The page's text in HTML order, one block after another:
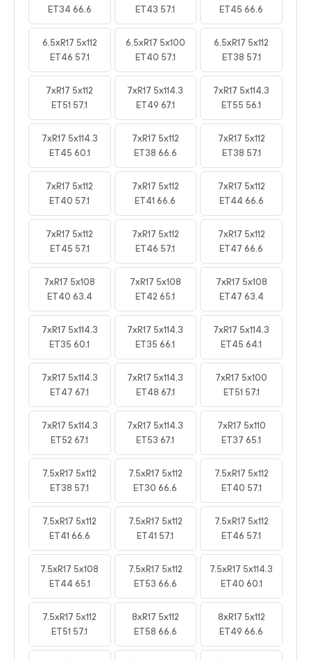
ET34 66.6 ET43 57.1 ET45 66.6
6.5xR17 5x112
ET46 57.1
6.5xR17 5x100
ET40 57.1
6.5xR17 5x112
ET38 57.1
7xR17 5x112
ET51 57.1
7xR17 5x114.3
ET49 67.1
7xR17 5x114.3
ET55 56.1
7xR17 5x114.3
ET45 60.1
7xR17 5x112
ET38 66.6
7xR17 5x112
ET38 57.1
7xR17 5x112
ET40 57.1
7xR17 5x112
ET41 66.6
7xR17 5x112
ET44 66.6
7xR17 5x112
ET45 57.1
7xR17 5x112
ET46 57.1
7xR17 5x112
ET47 66.6
7xR17 5x108
ET40 63.4
7xR17 5x108
ET42 65.1
7xR17 5x108
ET47 63.4
7xR17 5x114.3
ET35 60.1
7xR17 5x114.3
ET35 66.1
7xR17 5x114.3
ET45 64.1
7xR17 5x114.3
ET47 67.1
7xR17 5x114.3
ET48 67.1
7xR17 5x100
ET51 57.1
7xR17 5x114.3
ET52 67.1
7xR17 5x114.3
ET53 67.1
7xR17 5x110
ET37 65.1
7.5xR17 5x112
ET38 57.1
7.5xR17 5x112
ET30 66.6
7.5xR17 5x112
ET40 57.1
7.5xR17 5x112
ET41 66.6
7.5xR17 5x112
ET41 57.1
7.5xR17 5x112
ET46 57.1
7.5xR17 5x108
ET44 65.1
7.5xR17 5x112
ET53 66.6
7.5xR17 5x114.3
ET40 60.1
7.5xR17 5x112
ET51 57.1
8xR17 5x112
ET58 66.6
8xR17 5x112
ET49 66.6